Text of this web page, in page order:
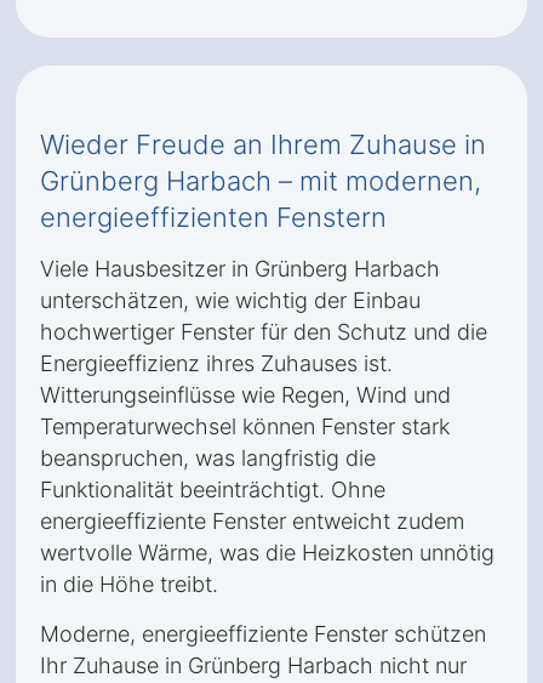
Wieder Freude an Ihrem Zuhause in
Grünberg Harbach – mit modernen,
energieeffizienten Fenstern
Viele Hausbesitzer in Grünberg Harbach
unterschätzen, wie wichtig der Einbau
hochwertiger Fenster für den Schutz und die
Energieeffizienz ihres Zuhauses ist.
Witterungseinflüsse wie Regen, Wind und
Temperaturwechsel können Fenster stark
beanspruchen, was langfristig die
Funktionalität beeinträchtigt. Ohne
energieeffiziente Fenster entweicht zudem
wertvolle Wärme, was die Heizkosten unnötig
in die Höhe treibt.
Moderne, energieeffiziente Fenster schützen
Ihr Zuhause in Grünberg Harbach nicht nur